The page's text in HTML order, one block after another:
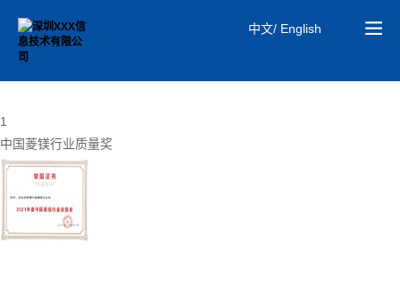
中文/ English
研发实力
1
中国菱镁行业质量奖